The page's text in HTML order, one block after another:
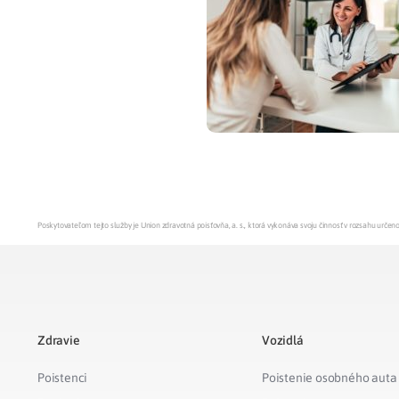
Zdravotné
Prečo Union
Poskytovateľom tejto služby je Union zdravotná poisťovňa, a. s., ktorá vykonáva svoju činnosť v rozsahu
Zdravie
Poistenci
Vozidlá
Poistenie osobného auta